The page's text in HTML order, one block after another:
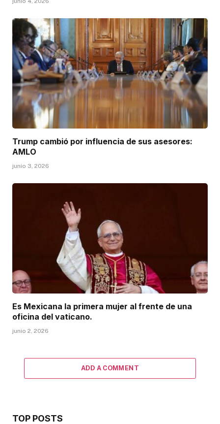
Trump cambió por influencia de sus asesores:
AMLO
junio 3, 2026
Es Mexicana la primera mujer al frente de una
oficina del vaticano.
junio 2, 2026
ADD A COMMENT
TOP POSTS